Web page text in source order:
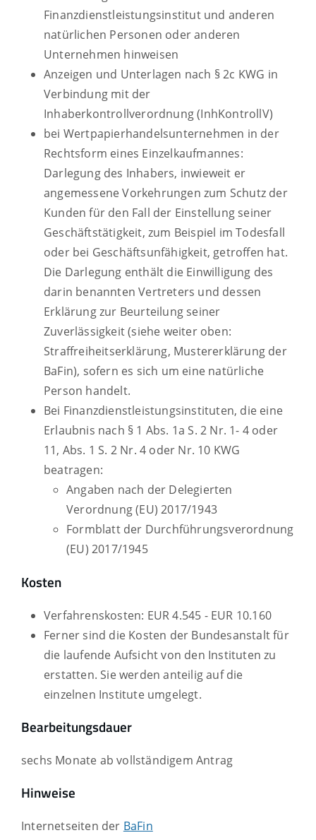
Finanzdienstleistungsinstitut und anderen
natürlichen Personen oder anderen
Unternehmen hinweisen
Anzeigen und Unterlagen nach § 2c KWG in
Verbindung mit der
Inhaberkontrollverordnung (InhKontrollV)
bei Wertpapierhandelsunternehmen in der
Rechtsform eines Einzelkaufmannes:
Darlegung des Inhabers, inwieweit er
angemessene Vorkehrungen zum Schutz der
Kunden für den Fall der Einstellung seiner
Geschäftstätigkeit, zum Beispiel im Todesfall
oder bei Geschäftsunfähigkeit, getroffen hat.
Die Darlegung enthält die Einwilligung des
darin benannten Vertreters und dessen
Erklärung zur Beurteilung seiner
Zuverlässigkeit (siehe weiter oben:
Straffreiheitserklärung, Mustererklärung der
BaFin), sofern es sich um eine natürliche
Person handelt.
Bei Finanzdienstleistungsinstituten, die eine
Erlaubnis nach § 1 Abs. 1a S. 2 Nr. 1- 4 oder
11, Abs. 1 S. 2 Nr. 4 oder Nr. 10 KWG
beatragen:
Angaben nach der Delegierten
Verordnung (EU) 2017/1943
Formblatt der Durchführungsverordnung
(EU) 2017/1945
Kosten
Verfahrenskosten: EUR 4.545 - EUR 10.160
Ferner sind die Kosten der Bundesanstalt für
die laufende Aufsicht von den Instituten zu
erstatten. Sie werden anteilig auf die
einzelnen Institute umgelegt.
Bearbeitungsdauer
sechs Monate ab vollständigem Antrag
Hinweise
Internetseiten der BaFin